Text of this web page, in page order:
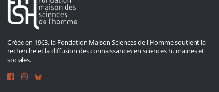
Créée en 1963, la Fondation Maison Sciences de l'Homme soutient la
recherche et la diffusion des connaissances en sciences humaines et
sociales.